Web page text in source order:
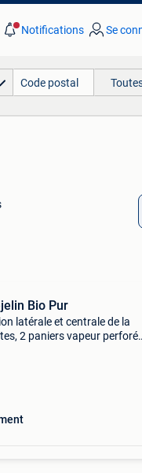
Notifications Se
Bio Pur
latérale et centrale de la
2 paniers vapeur perforés